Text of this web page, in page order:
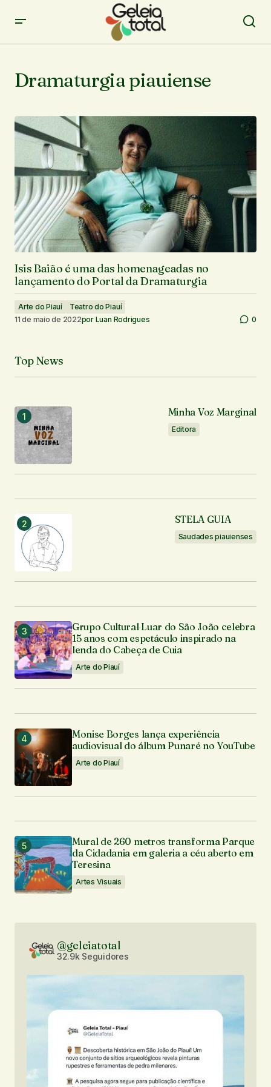
Dramaturgia piauiense
Isis Baião é uma das homenageadas no
lançamento do Portal da Dramaturgia
Arte do Piauí
Teatro do Piauí
11 de maio de 2022por Luan Rodrigues 0
Top News
Minha Voz Marginal
Editora
STELA GUIA
Saudades piauienses
Grupo Cultural Luar do São João celebra
15 anos com espetáculo inspirado na
lenda do Cabeça de Cuia
Arte do Piauí
Monise Borges lança experiência
audiovisual do álbum Punaré no YouTube
Arte do Piauí
Mural de 260 metros transforma Parque
da Cidadania em galeria a céu aberto em
Teresina
Artes Visuais
@geleiatotal
32.9k Seguidores